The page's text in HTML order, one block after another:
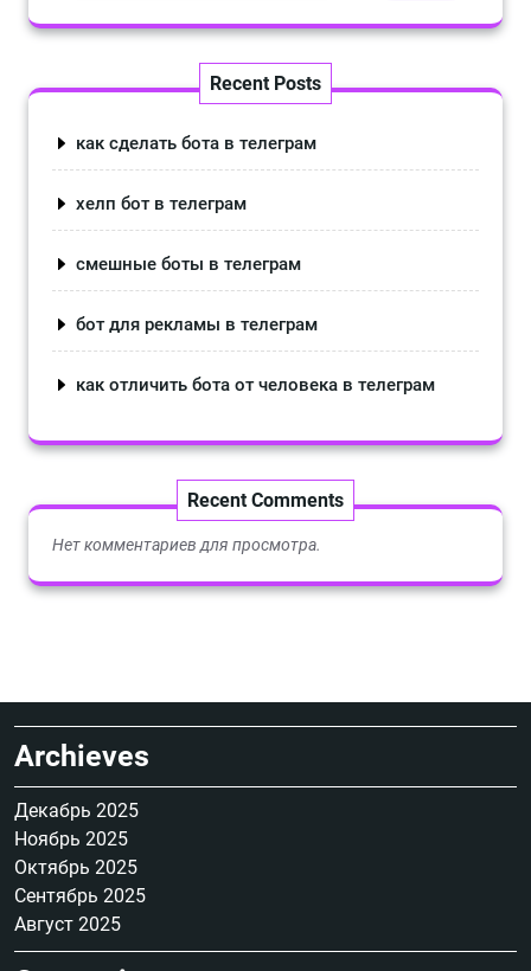
Recent Posts
как сделать бота в телеграм
хелп бот в телеграм
смешные боты в телеграм
бот для рекламы в телеграм
как отличить бота от человека в телеграм
Recent Comments
Нет комментариев для просмотра.
Archieves
Декабрь 2025
Ноябрь 2025
Октябрь 2025
Сентябрь 2025
Август 2025